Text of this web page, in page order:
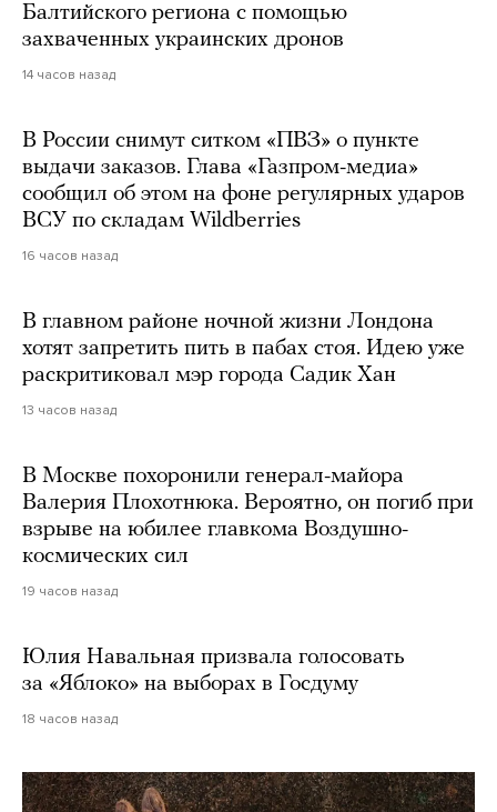
Балтийского региона с помощью
захваченных украинских дронов
14 часов назад
В России снимут ситком «ПВЗ» о пункте
выдачи заказов. Глава «Газпром-медиа»
сообщил об этом на фоне регулярных ударов
ВСУ по складам Wildberries
16 часов назад
В главном районе ночной жизни Лондона
хотят запретить пить в пабах стоя. Идею уже
раскритиковал мэр города Садик Хан
13 часов назад
В Москве похоронили генерал-майора
Валерия Плохотнюка. Вероятно, он погиб при
взрыве на юбилее главкома Воздушно-
космических сил
19 часов назад
Юлия Навальная призвала голосовать
за «Яблоко» на выборах в Госдуму
18 часов назад